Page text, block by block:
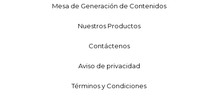
Mesa de Generación de Contenidos
Nuestros Productos
Contáctenos
Aviso de privacidad
Términos y Condiciones